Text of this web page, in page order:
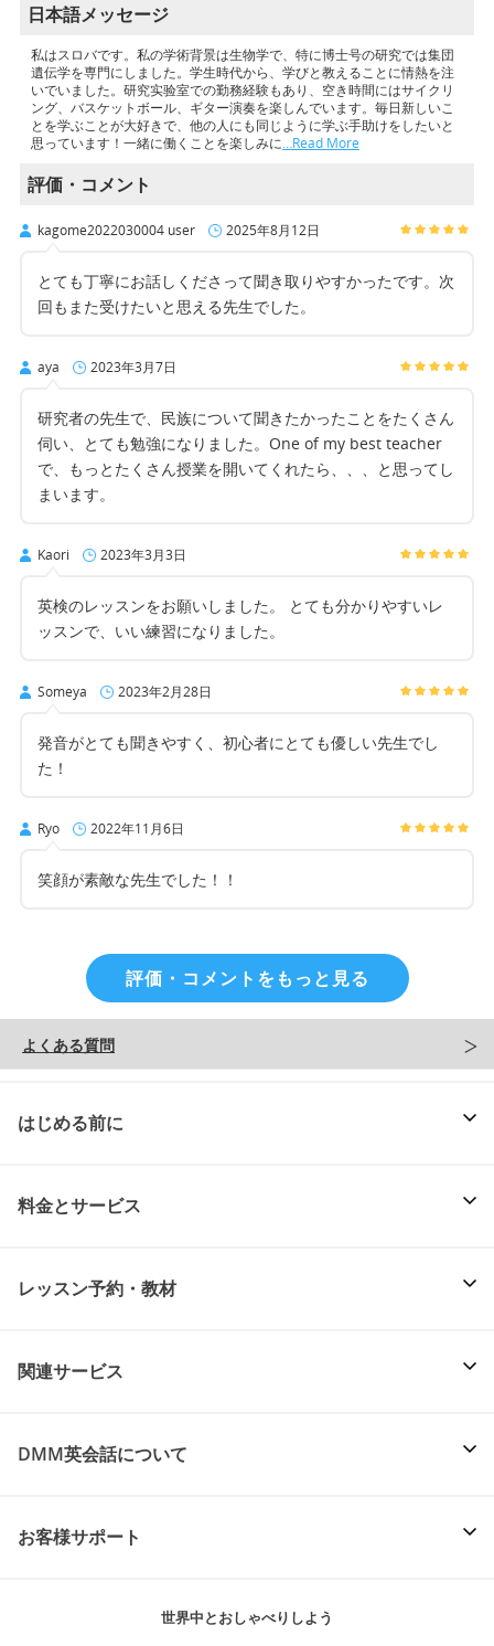
日本語メッセージ
私はスロバです。私の学術背景は生物学で、特に博士号の研究では集団
遺伝学を専門にしました。学生時代から、学びと教えることに情熱を注
いでいました。研究实验室での勤務経験もあり、空き時間にはサイクリ
ング、バスケットボール、ギター演奏を楽しんでいます。毎日新しいこ
とを学ぶことが大好きで、他の人にも同じように学ぶ手助けをしたいと
思っています！一緒に働くことを楽しみに…Read More
評価・コメント
kagome2022030004 user 2025年8月12日
とても丁寧にお話しくださって聞き取りやすかったです。次
回もまた受けたいと思える先生でした。
aya 2023年3月7日
研究者の先生で、民族について聞きたかったことをたくさん
伺い、とても勉強になりました。One of my best teacher
で、もっとたくさん授業を開いてくれたら、、、と思ってし
まいます。
Kaori 2023年3月3日
英検のレッスンをお願いしました。 とても分かりやすいレ
ッスンで、いい練習になりました。
Someya 2023年2月28日
発音がとても聞きやすく、初心者にとても優しい先生でし
た！
Ryo 2022年11月6日
笑顔が素敵な先生でした！！
評価・コメントをもっと見る
よくある質問
はじめる前に
料金とサービス
レッスン予約・教材
関連サービス
DMM英会話について
お客様サポート
世界中とおしゃべりしよう